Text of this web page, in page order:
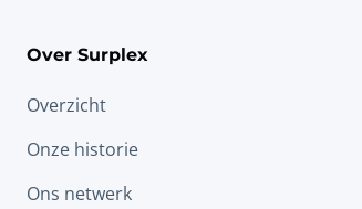
Over Surplex
Overzicht
Onze historie
Ons netwerk